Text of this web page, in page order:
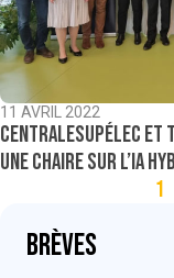
11 AVRIL 2022
CentraleSupélec et
une chaire sur l’IA
1
Brèves